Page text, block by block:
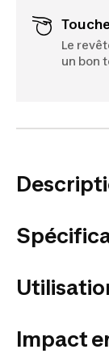
Le
un bon
Impact